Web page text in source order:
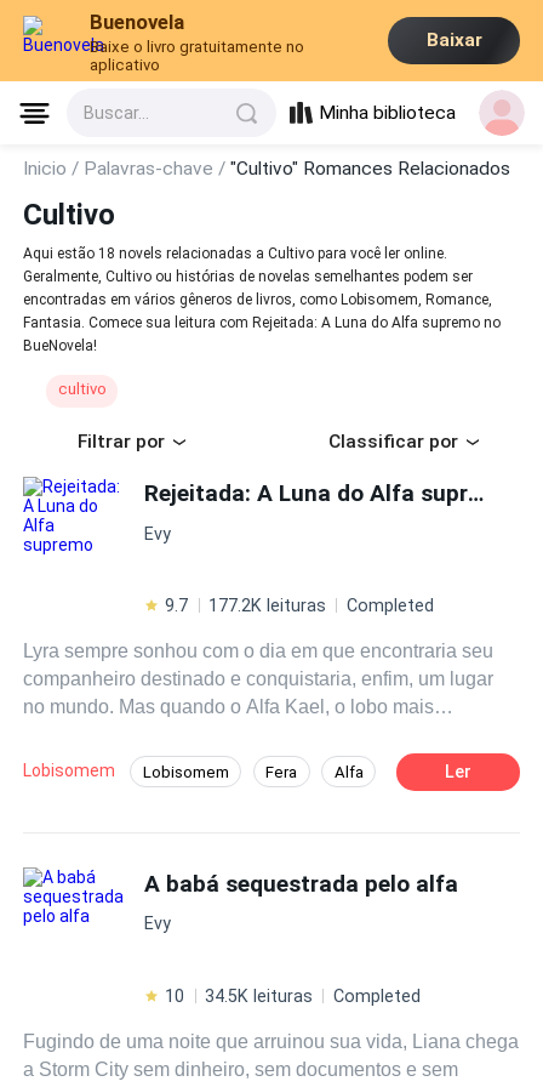
Buenovela
Baixe o livro gratuitamente no
aplicativo
Baixar
Buscar... Minha biblioteca
Inicio / Palavras-chave /"Cultivo" Romances Relacionados
Cultivo
Aqui estão 18 novels relacionadas a Cultivo para você ler online.
Geralmente, Cultivo ou histórias de novelas semelhantes podem ser
encontradas em vários gêneros de livros, como Lobisomem, Romance,
Fantasia. Comece sua leitura com Rejeitada: A Luna do Alfa supremo no
BueNovela!
cultivo
Filtrar por Classificar por
Rejeitada: A Luna do Alfa supremo
Evy
9.7 177.2K leituras Completed
Lyra sempre sonhou com o dia em que encontraria seu
companheiro destinado e conquistaria, enfim, um lugar
no mundo. Mas quando o Alfa Kael, o lobo mais
sua alma gêmea, ele a rejeita brutalmente diante de
todos, condenando-a à humilhação, à dor e ao abandono.
Até ser salva por River Knight, um lobo ancestral, brutal e
perigoso, que há séculos dormia em um sono forçado
para conter seu poder incontrolável. Enquanto River a
perdido para sempre, ela descobre que dentro dela existe
batalhas sangrentas e uma paixão proibida, Lyra
renascerá não como uma simples ômega rejeitada, mas
Lobisomem Lobisomem Fera Alfa Ler
A babá sequestrada pelo alfa
Evy
10 34.5K leituras Completed
Fugindo de uma noite que arruinou sua vida, Liana chega
a Storm City sem dinheiro, sem documentos e sem